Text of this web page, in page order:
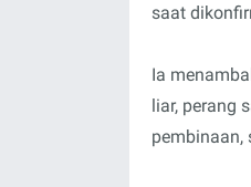
saat
Ia
liar, perang
pembinaan,